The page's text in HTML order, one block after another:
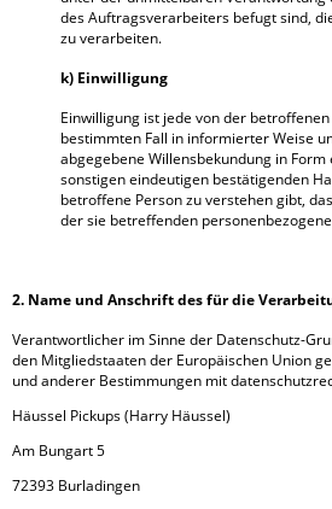
des Auftragsverarbeiters befugt sind,
zu verarbeiten.
k) Einwilligung
Einwilligung ist jede von der
bestimmten Fall in informierter Weise
abgegebene Willensbekundung in
sonstigen eindeutigen bestätigenden
betroffene Person zu verstehen gibt,
der sie betreffenden
2. Name und Anschrift des für die
Verantwortlicher im Sinne der Datenschutz-
den Mitgliedstaaten der Europäischen Union
und anderer Bestimmungen mit
Häussel Pickups (Harry Häussel)
Am Bungart 5
72393 Burladingen